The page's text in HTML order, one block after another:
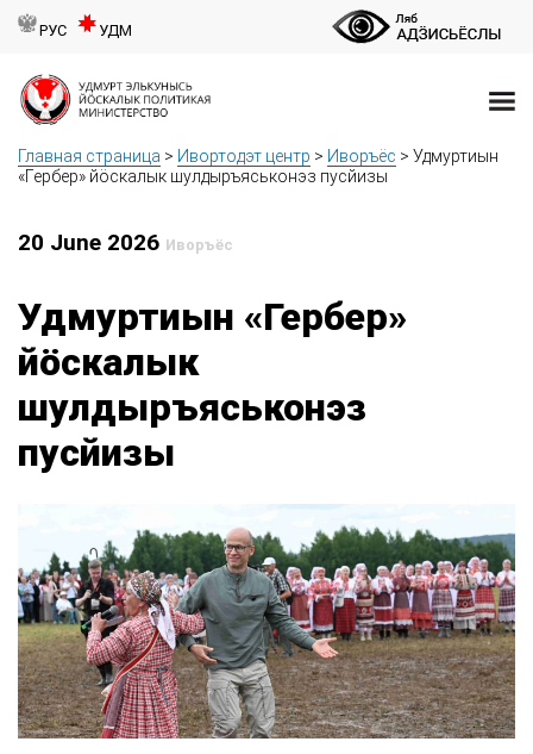
РУС УДМ
Главная страница > Ивортодэт центр > Иворъёс > Удмуртиын
«Гербер» йӧскалык шулдыръяськонэз пусйизы
20 June 2026 Иворъёс
Удмуртиын «Гербер»
йӧскалык
шулдыръяськонэз
пусйизы